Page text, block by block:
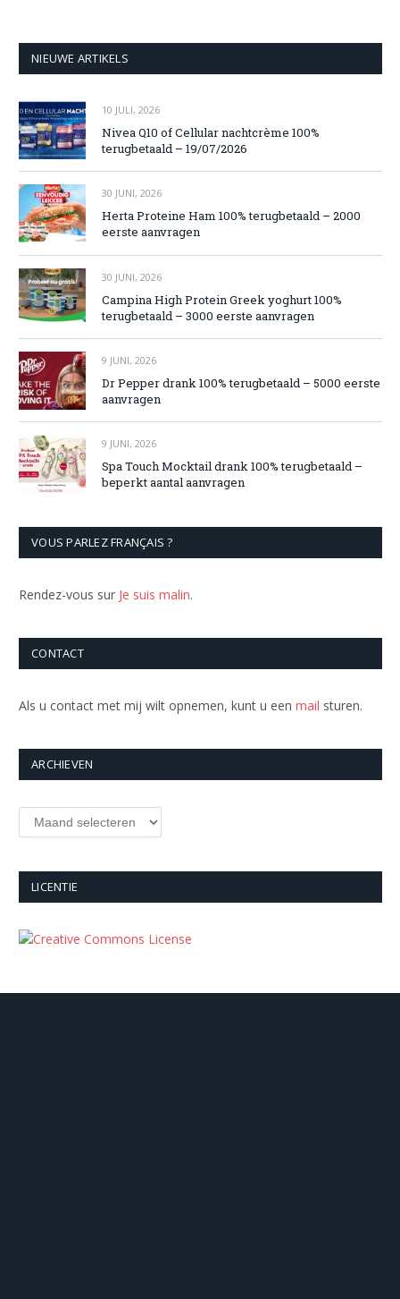
NIEUWE ARTIKELS
10 JULI, 2026
Nivea Q10 of Cellular nachtcrème 100%
terugbetaald – 19/07/2026
30 JUNI, 2026
Herta Proteine Ham 100% terugbetaald – 2000
eerste aanvragen
30 JUNI, 2026
Campina High Protein Greek yoghurt 100%
terugbetaald – 3000 eerste aanvragen
9 JUNI, 2026
Dr Pepper drank 100% terugbetaald – 5000 eerste
aanvragen
9 JUNI, 2026
Spa Touch Mocktail drank 100% terugbetaald –
beperkt aantal aanvragen
VOUS PARLEZ FRANÇAIS ?
Rendez-vous sur Je suis malin.
CONTACT
Als u contact met mij wilt opnemen, kunt u een mail sturen.
ARCHIEVEN
Archieven
LICENTIE